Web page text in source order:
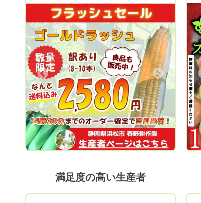
同で、現状を打破しようと結成したのが春
野耕作隊です。 耕作放棄地となった田畑
を借り受け、園地を整備し、農産物の栽培
をしています。 農業から春野町に再び活
気を！景観の良い田舎町を！雇用、移住促
進を！ 様々なテーマを軸に活動していま
す。 山間地は、昼夜の温度差が大きく、
植物に適度なストレスを与えてくれるた
め、とても美味しい農産物が収穫できま
す！ 季節にあった農産物を多品目で栽培
しており、特に夏のトウモロコシは、春野
町内で大人気！ 冬の大根は、まるで梨の
ような甘さと食感が楽しめます。 野菜か
Next Previous
満足度の高い生産者